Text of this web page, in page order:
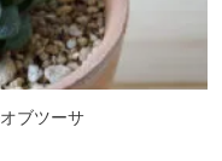
ブツーサ